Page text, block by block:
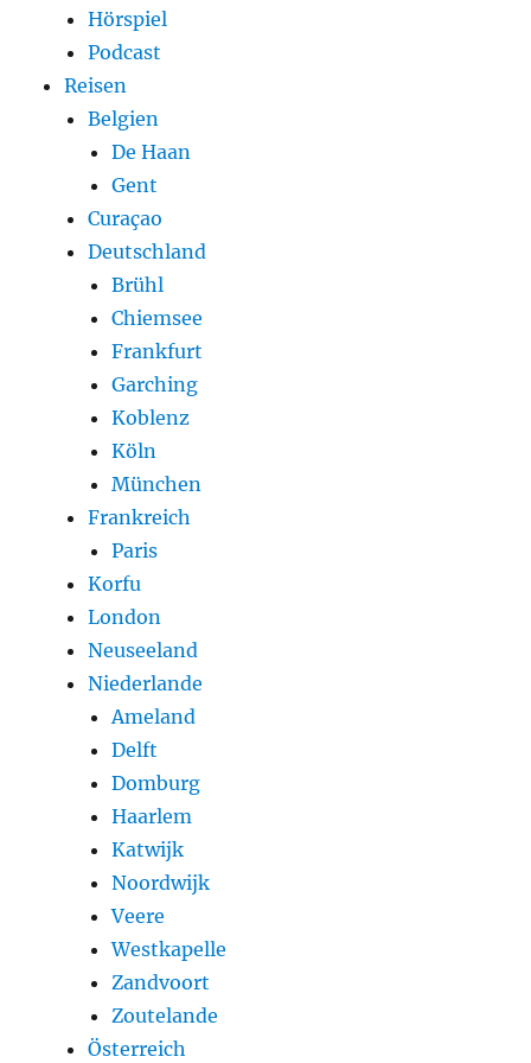
Hörspiel
Podcast
Reisen
Belgien
De Haan
Gent
Curaçao
Deutschland
Brühl
Chiemsee
Frankfurt
Garching
Koblenz
Köln
München
Frankreich
Paris
Korfu
London
Neuseeland
Niederlande
Ameland
Delft
Domburg
Haarlem
Katwijk
Noordwijk
Veere
Westkapelle
Zandvoort
Zoutelande
Österreich